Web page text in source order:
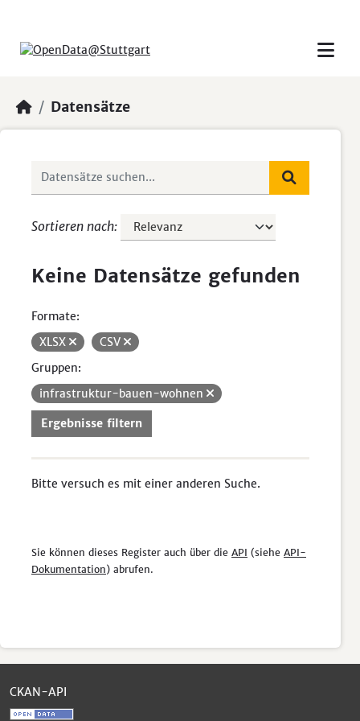
Datensätze
Sortieren nach
Keine Datensätze gefunden
Formate:
XLSX
CSV
Gruppen:
infrastruktur-bauen-wohnen
Ergebnisse filtern
Bitte versuch es mit einer anderen Suche.
Sie können dieses Register auch über die API (siehe API-
Dokumentation) abrufen.
CKAN-API